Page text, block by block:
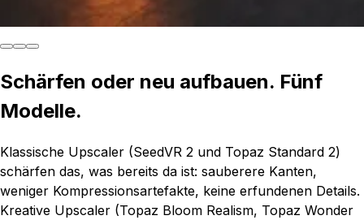
Schärfen oder neu aufbauen. Fünf
Modelle.
Klassische Upscaler (SeedVR 2 und Topaz Standard 2)
schärfen das, was bereits da ist: sauberere Kanten,
weniger Kompressionsartefakte, keine erfundenen Details.
Kreative Upscaler (Topaz Bloom Realism, Topaz Wonder